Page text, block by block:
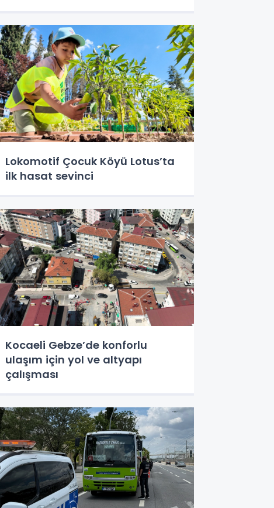
Lokomotif Çocuk Köyü Lotus’ta
ilk hasat sevinci
Kocaeli Gebze’de konforlu
ulaşım için yol ve altyapı
çalışması